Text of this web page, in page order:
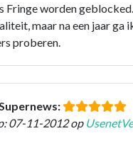
Fringe worden
maar na een jaar ga
proberen.
07-11-2012 op